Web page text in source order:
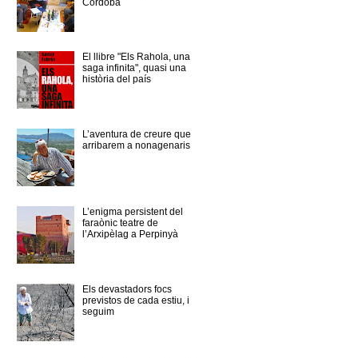
El llibre "Els Rahola, una
saga infinita", quasi una
història del país
L’aventura de creure que
arribarem a nonagenaris
L’enigma persistent del
faraònic teatre de
l’Arxipèlag a Perpinyà
Els devastadors focs
previstos de cada estiu, i
seguim